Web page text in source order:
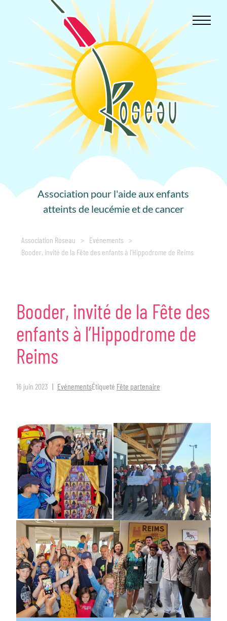
Association pour l'aide aux enfants
atteints de leucémie et de cancer
Association Roseau > Evénements >
Booder, invité de la Fête des enfants à l’Hippodrome de Reims
Booder, invité de la Fête des
enfants à l’Hippodrome de
Reims
16 juin 2023 EvénementsÉtiqueté Fête partenaire